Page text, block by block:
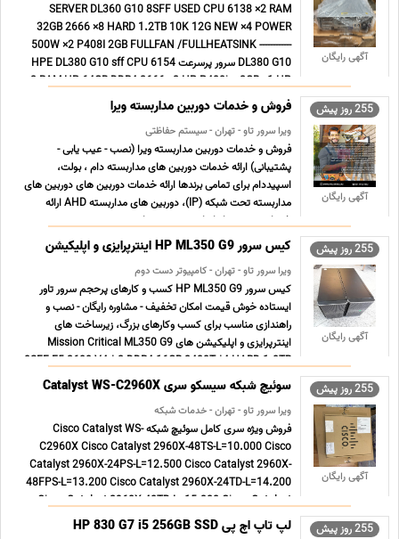
آگهی رایگان
SERVER DL360 G10 8SFF USED CPU 6138 ×2 RAM
32GB 2666 ×8 HARD 1.2TB 10K 12G NEW ×4 POWER
500W ×2 P408I 2GB FULLFAN /FULLHEATSINK ------------
DL380 G10 سرور پرسرعت HPE DL380 G10 sff CPU 6154
×2 RAM HP 64GB DDR4 2666 ×2 HP P408i-a 2GB ×1 HP
96w Smart Storage G10 ×1 HDD 1.2TB 10k 12 ... ...
255 روز پیش
آگهی رایگان
فروش و خدمات دوربین مداربسته ویرا
ویرا سرور تاو - تهران - سیستم حفاظتی
فروش و خدمات دوربین مداربسته ویرا (نصب - عیب یابی -
پشتیبانی) ارائه خدمات دوربین های مداربسته دام ، بولت،
اسپیددام برای تمامی برندها ارائه خدمات دوربین های دوربین های
مداربسته تحت شبکه (IP)، دوربین های مداربسته AHD ارائه
خدمات نصب و راه اندازی سیستم های صوت و تصویر بر روی بستر
شب ... ...
255 روز پیش
آگهی رایگان
کیس سرور HP ML350 G9 اینترپرایزی و اپلیکیشن
ویرا سرور تاو - تهران - کامپیوتر دست دوم
کیس سرور HP ML350 G9 کسب و کارهای پرحجم سرور تاور
ایستاده خوش قیمت امکان تخفیف - مشاوره رایگان - نصب و
راهندازی مناسب برای کسب وکارهای بزرگ، زیرساخت های
اینترپرایزی و اپلیکیشن های Mission Critical ML350 G9
8SFF E5-2680 V4 * 2 DDR4 16GB 2400T *4 HARD 1.8TB
SAS 10K 12G HPE *6 neW ... ...
255 روز پیش
آگهی رایگان
سوئیچ شبکه سیسکو سری Catalyst WS-C2960X
ویرا سرور تاو - تهران - خدمات شبکه
فروش ویژه سری کامل سوئیچ شبکه Cisco Catalyst WS-
C2960X Cisco Catalyst 2960X-48TS-L=10.000 Cisco
Catalyst 2960X-24PS-L=12.500 Cisco Catalyst 2960X-
48FPS-L=13.200 Cisco Catalyst 2960X-24TD-L=14.200
Cisco Catalyst 2960X-48TD-L=15.300 Cisco Catalyst
2960X-48FPD-L=16.200 Cisco Catalys ... ...
255 روز پیش لپ تاپ اچ پی HP 830 G7 i5 256GB SSD